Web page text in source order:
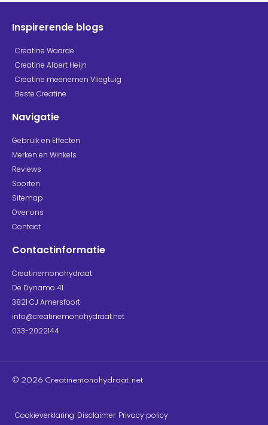
Inspirerende blogs
Creatine Waarde
Creatine Albert Heijn
Creatine meenemen Vliegtuig
Beste Creatine
Navigatie
Gebruik en Effecten
Merken en Winkels
Reviews
Soorten
Sitemap
Over ons
Contact
Contactinformatie
Creatinemonohydraat
De Dynamo 41
3821 CJ Amersfoort
info@creatinemonohydraat.net
033-2022144
© 2026 Creatinemonohydraat.net​
Cookieverklaring Disclaimer Privacy policy